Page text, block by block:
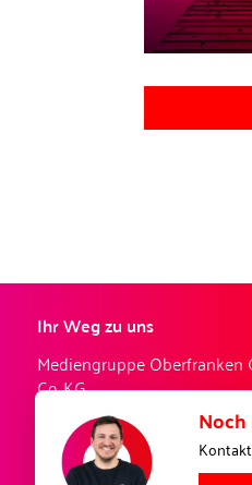
Ihr Weg zu uns
Mediengruppe Oberfranken
Co. KG
Gutenbergstr. 1
96050 Bamberg Noch